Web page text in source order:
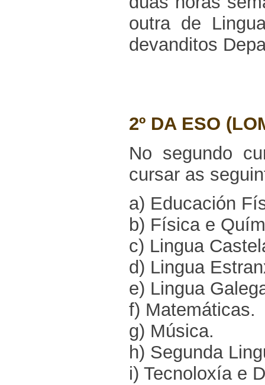
outra de
devanditos
2º DA ESO
No segundo
cursar as
a) Educación
b) Física e
c) Lingua
d) Lingua
e) Lingua
f) Matemáticas.
g) Música.
h) Segunda
i) Tecnoloxía e